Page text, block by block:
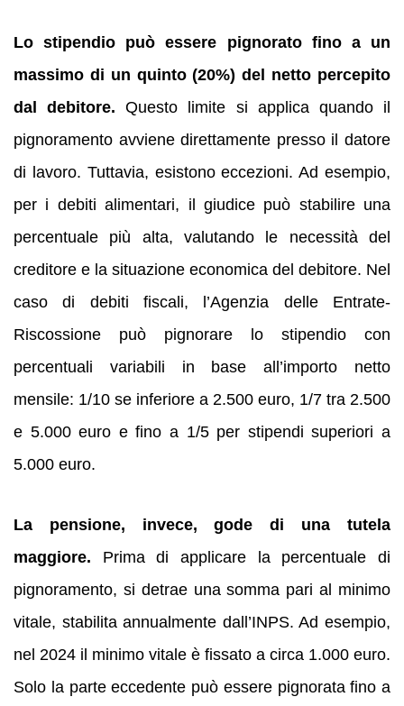
Lo stipendio può essere pignorato fino a un
massimo di un quinto (20%) del netto percepito
dal debitore. Questo limite si applica quando il
pignoramento avviene direttamente presso il datore
di lavoro. Tuttavia, esistono eccezioni. Ad esempio,
per i debiti alimentari, il giudice può stabilire una
percentuale più alta, valutando le necessità del
creditore e la situazione economica del debitore. Nel
caso di debiti fiscali, l’Agenzia delle Entrate-
Riscossione può pignorare lo stipendio con
percentuali variabili in base all’importo netto
mensile: 1/10 se inferiore a 2.500 euro, 1/7 tra 2.500
e 5.000 euro e fino a 1/5 per stipendi superiori a
5.000 euro.
La pensione, invece, gode di una tutela
maggiore. Prima di applicare la percentuale di
pignoramento, si detrae una somma pari al minimo
vitale, stabilita annualmente dall’INPS. Ad esempio,
nel 2024 il minimo vitale è fissato a circa 1.000 euro.
Solo la parte eccedente può essere pignorata fino a